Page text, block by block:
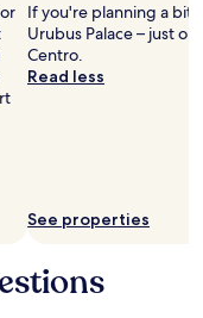
If you're planning a bit
Urubus Palace – just
Centro.
Read less
See properties